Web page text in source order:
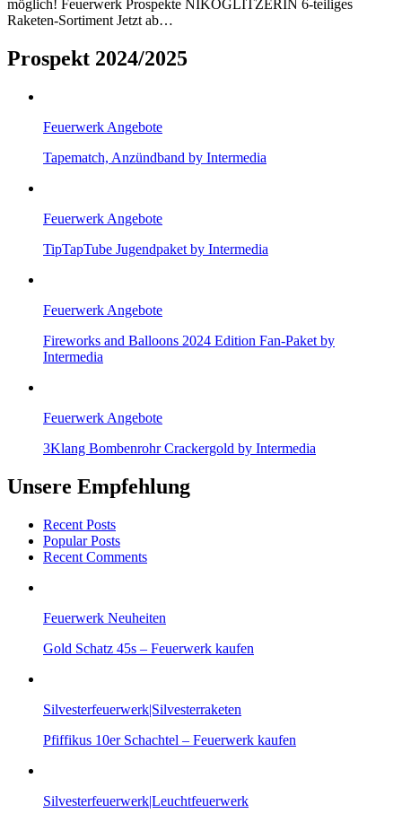
möglich! Feuerwerk Prospekte NIKOGLITZERIN 6-teiliges
Raketen-Sortiment Jetzt ab…
Prospekt 2024/2025
Feuerwerk Angebote
Tapematch, Anzündband by Intermedia
Feuerwerk Angebote
TipTapTube Jugendpaket by Intermedia
Feuerwerk Angebote
Fireworks and Balloons 2024 Edition Fan-Paket by
Intermedia
Feuerwerk Angebote
3Klang Bombenrohr Crackergold by Intermedia
Unsere Empfehlung
Recent Posts
Popular Posts
Recent Comments
Feuerwerk Neuheiten
Gold Schatz 45s – Feuerwerk kaufen
Silvesterfeuerwerk|Silvesterraketen
Pfiffikus 10er Schachtel – Feuerwerk kaufen
Silvesterfeuerwerk|Leuchtfeuerwerk